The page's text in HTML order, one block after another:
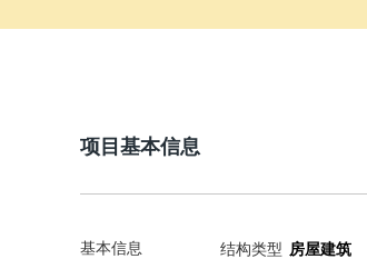
项目基本信息
基本信息 结构类型 房屋建筑